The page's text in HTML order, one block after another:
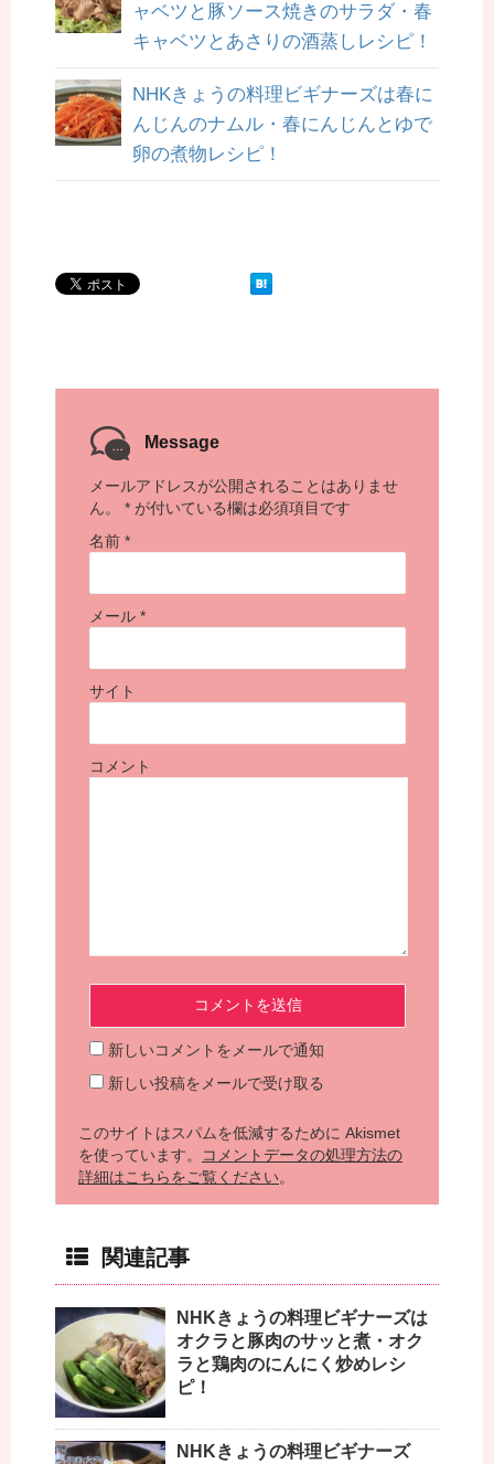
ャベツと豚ソース焼きのサラダ・春
キャベツとあさりの酒蒸しレシピ！
NHKきょうの料理ビギナーズは春に
んじんのナムル・春にんじんとゆで
卵の煮物レシピ！
Message
メールアドレスが公開されることはありませ
ん。
* が付いている欄は必須項目です
名前 *
メール *
サイト
コメント
新しいコメントをメールで通知
新しい投稿をメールで受け取る
このサイトはスパムを低減するために Akismet
を使っています。
コメントデータの処理方法の
詳細はこちらをご覧ください。
関連記事
NHKきょうの料理ビギナーズは
オクラと豚肉のサッと煮・オク
ラと鶏肉のにんにく炒めレシ
ピ！
NHKきょうの料理ビギナーズ